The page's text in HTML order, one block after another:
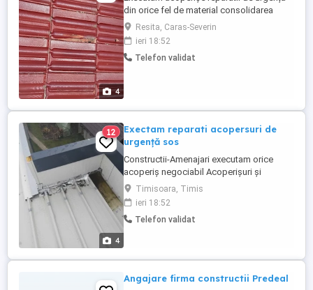
4
din orice fel de material consolidarea
acoperise vechi sau nov
Resita, Caras-Severin
ieri 18:52
Telefon validat
4
12
Exectam reparati acopersuri de
urgență sos
Constructii-Amenajari executam orice
acoperiș negociabil Acoperișuri și
reparații de urgență Dulgherie ,mansardări,
astereala -Montaj acoperis tigla metalica -
Reparatii acoperis tigla ceramica -Montaj
invelitori acoperisuri -Remedieri infiltratii
Dulgherie,mansardări, ...
Timisoara, Timis
ieri 18:52
Telefon validat
Angajare firma constructii Predeal